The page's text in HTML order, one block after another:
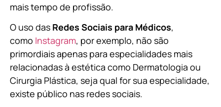
mais tempo de profissão.
O uso das Redes Sociais para Médicos,
como Instagram, por exemplo, não são
primordiais apenas para especialidades mais
relacionadas à estética como Dermatologia ou
Cirurgia Plástica, seja qual for sua especialidade,
existe público nas redes sociais.